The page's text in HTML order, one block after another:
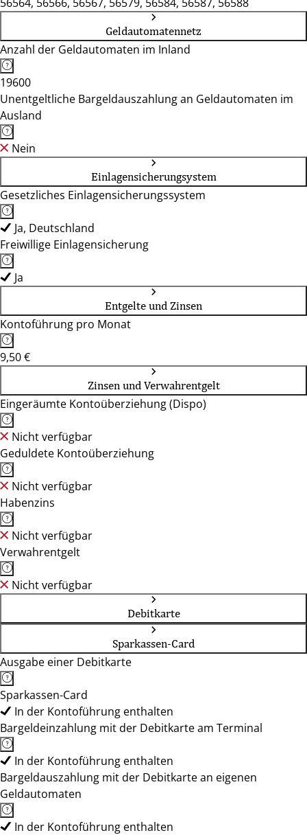
Geldautomatennetz
Anzahl der Geldautomaten im Inland
19600
Unentgeltliche Bargeldauszahlung an Geldautomaten im
Ausland
Nein
Einlagensicherungsystem
Gesetzliches Einlagensicherungssystem
Ja, Deutschland
Freiwillige Einlagensicherung
Ja
Entgelte und Zinsen
Kontoführung pro Monat
9,50 €
Zinsen und Verwahrentgelt
Eingeräumte Kontoüberziehung (Dispo)
Nicht verfügbar
Geduldete Kontoüberziehung
Nicht verfügbar
Habenzins
Nicht verfügbar
Verwahrentgelt
Nicht verfügbar
Debitkarte
Sparkassen-Card
Ausgabe einer Debitkarte
Sparkassen-Card
In der Kontoführung enthalten
Bargeldeinzahlung mit der Debitkarte am Terminal
In der Kontoführung enthalten
Bargeldauszahlung mit der Debitkarte an eigenen
Geldautomaten
In der Kontoführung enthalten